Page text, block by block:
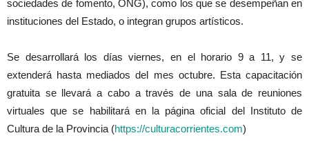
sociedades de fomento, ONG), como los que se desempeñan en
instituciones del Estado, o integran grupos artísticos.
Se desarrollará los días viernes, en el horario 9 a 11, y se
extenderá hasta mediados del mes octubre. Esta capacitación
gratuita se llevará a cabo a través de una sala de reuniones
virtuales que se habilitará en la página oficial del Instituto de
Cultura de la Provincia (https://culturacorrientes.com)